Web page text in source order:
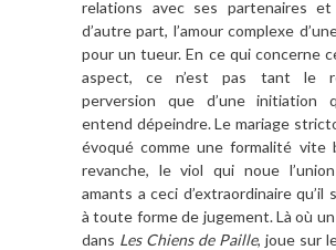
relations avec ses partenaires
d’autre part, l’amour complexe
pour un tueur. En ce qui concerne
aspect, ce n’est pas tant le
perversion que d’une initiation
entend dépeindre. Le mariage
évoqué comme une formalité vite
revanche, le viol qui noue
amants a ceci d’extraordinaire qu’il
à toute forme de jugement. Là où
dans Les Chiens de Paille, joue sur